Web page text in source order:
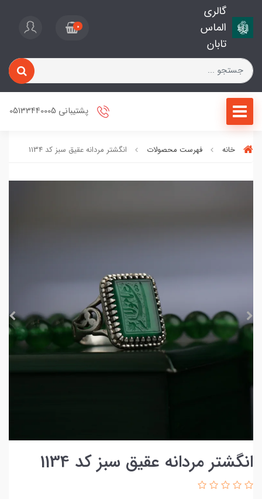
گالری
الماس
تابان
0
پشتیبانی 05133440005
خانه فهرست محصولات انگشتر مردانه عقیق سبز کد 1134
انگشتر مردانه عقیق سبز کد 1134